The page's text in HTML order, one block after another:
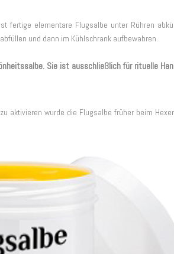
fertige elementare Flugsalbe unter Rühren
und dann im Kühlschrank aufbewahren.
Sie ist ausschließlich für rituelle
aktivieren wurde die Flugsalbe früher beim